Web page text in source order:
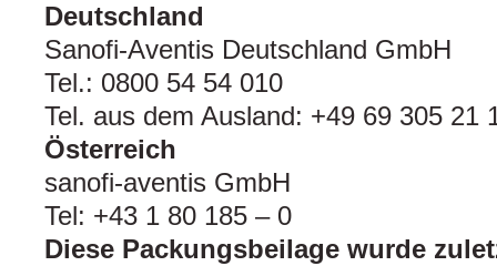
Deutschland
Sanofi-Aventis Deutschland GmbH
Tel.: 0800 54 54 010
Tel. aus dem Ausland: +49 69 305 21
Österreich
sanofi-aventis GmbH
Tel: +43 1 80 185 – 0
Diese Packungsbeilage wurde